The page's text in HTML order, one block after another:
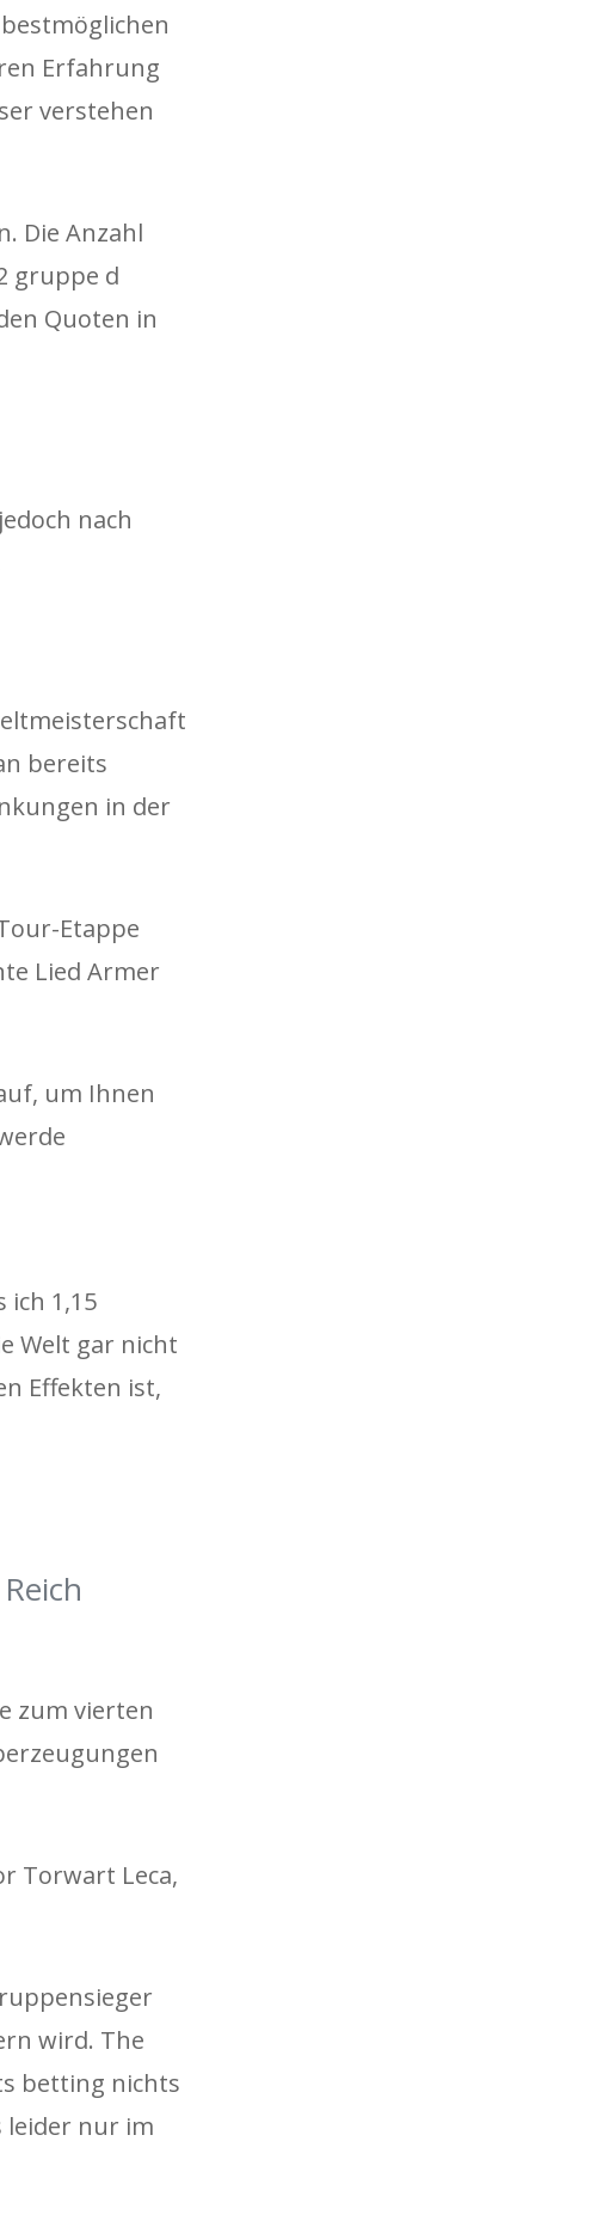
Erfahrung
verstehen
Die Anzahl
gruppe d
Quoten in
nach
bereits
in der
Etappe
Lied Armer
um Ihnen
ich 1,15
Welt gar nicht
Effekten ist,
zum vierten
Torwart Leca,
wird. The
betting nichts
leider nur im